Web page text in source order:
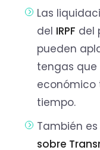
Las
del IRPF del
pueden
tengas
económico
tiempo.
También
sobre